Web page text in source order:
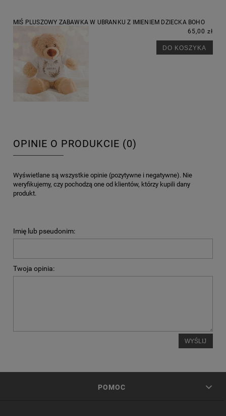
MIŚ PLUSZOWY ZABAWKA W UBRANKU Z IMIENIEM DZIECKA BOHO
65,00 zł
DO KOSZYKA
OPINIE O PRODUKCIE (0)
Wyświetlane są wszystkie opinie (pozytywne i negatywne). Nie
weryfikujemy, czy pochodzą one od klientów, którzy kupili dany
produkt.
Imię lub pseudonim:
Twoja opinia:
WYŚLIJ
POMOC